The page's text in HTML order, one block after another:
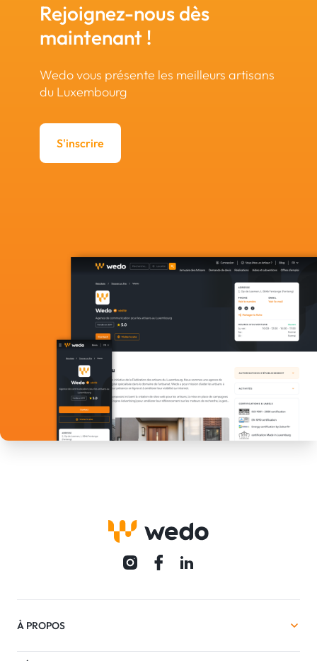
Rejoignez-nous dès
maintenant !
Wedo vous présente les meilleurs artisans
du Luxembourg
S'inscrire
À PROPOS